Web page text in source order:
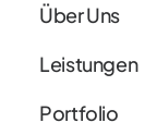
Über Uns
Leistungen
Portfolio